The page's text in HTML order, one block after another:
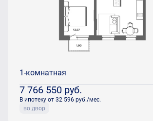
1-комнатная
7 766 550 руб.
В ипотеку от 32 596 руб./мес.
во двор